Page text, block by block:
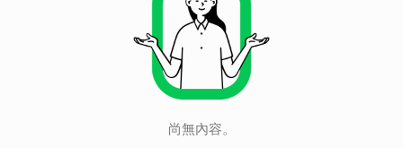
尚無內容。